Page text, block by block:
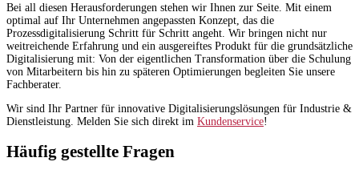
Bei all diesen Herausforderungen stehen wir Ihnen zur Seite. Mit einem
optimal auf Ihr Unternehmen angepassten Konzept, das die
Prozessdigitalisierung Schritt für Schritt angeht. Wir bringen nicht nur
weitreichende Erfahrung und ein ausgereiftes Produkt für die grundsätzliche
Digitalisierung mit: Von der eigentlichen Transformation über die Schulung
von Mitarbeitern bis hin zu späteren Optimierungen begleiten Sie unsere
Fachberater.
Wir sind Ihr Partner für innovative Digitalisierungslösungen für Industrie &
Dienstleistung. Melden Sie sich direkt im Kundenservice!
Häufig gestellte Fragen